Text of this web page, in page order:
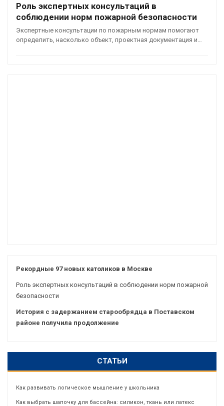
Роль экспертных консультаций в
соблюдении норм пожарной безопасности
Экспертные консультации по пожарным нормам помогают
определить, насколько объект, проектная документация и…
Рекордные 97 новых католиков в Москве
Роль экспертных консультаций в соблюдении норм пожарной
безопасности
История с задержанием старообрядца в Поставском
районе получила продолжение
СТАТЬИ
Как развивать логическое мышление у школьника
Как выбрать шапочку для бассейна: силикон, ткань или латекс